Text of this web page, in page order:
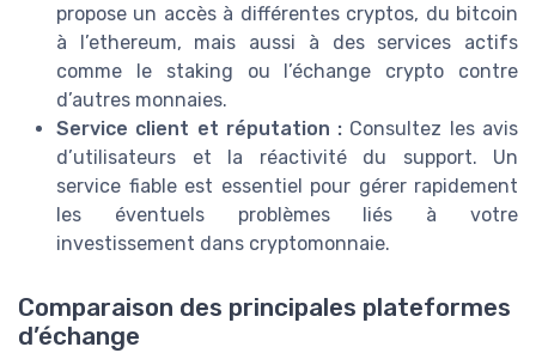
propose un accès à différentes cryptos, du bitcoin
à l’ethereum, mais aussi à des services actifs
comme le staking ou l’échange crypto contre
d’autres monnaies.
Service client et réputation : Consultez les avis
d’utilisateurs et la réactivité du support. Un
service fiable est essentiel pour gérer rapidement
les éventuels problèmes liés à votre
investissement dans cryptomonnaie.
Comparaison des principales plateformes
d’échange